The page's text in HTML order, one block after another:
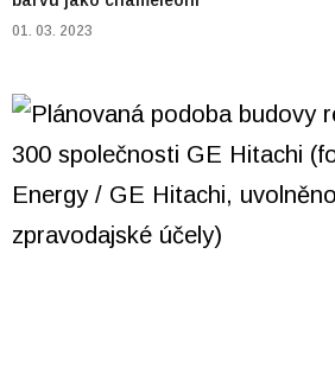
01. 03. 2023